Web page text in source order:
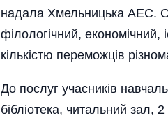
надала Хмельницька АЕС.
філологічний, економічний,
кількістю переможців
До послуг учасників
бібліотека, читальний зал,